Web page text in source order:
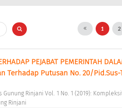
1 2
PEJABAT PEMERINTAH
Terhadap Putusan No. 20/
Gunung Rinjani Vol. 1 No. 1 (2019):
Rinjani